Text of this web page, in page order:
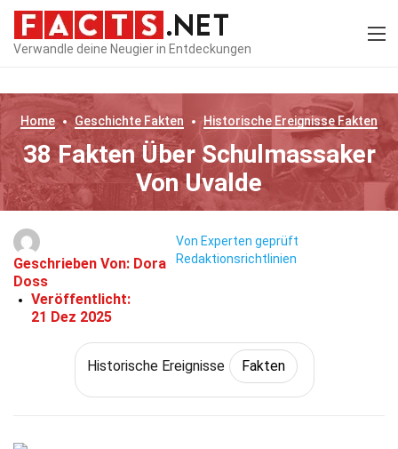
Verwandle deine Neugier in Entdeckungen
Home Geschichte Fakten Historische Ereignisse Fakten
38 Fakten Über Schulmassaker
Von Uvalde
Geschrieben Von: Dora
Doss
Veröffentlicht:
21 Dez 2025
Von Experten geprüft
Redaktionsrichtlinien
Historische Ereignisse Fakten